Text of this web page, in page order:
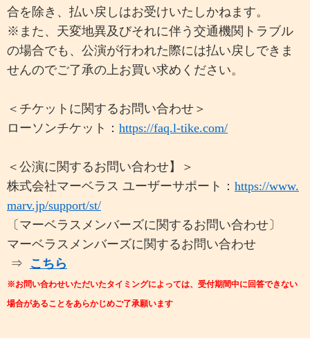
合を除き、払い戻しはお受けいたしかねます。
※また、天変地異及びそれに伴う交通機関トラブル
の場合でも、公演が行われた際には払い戻しできま
せんのでご了承の上お買い求めください。
＜チケットに関するお問い合わせ＞
ローソンチケット： https://faq.l-tike.com/
＜公演に関するお問い合わせ】＞
株式会社マーベラス ユーザーサポート： https://www.
marv.jp/support/st/
〔マーベラスメンバーズに関するお問い合わせ〕
マーベラスメンバーズに関するお問い合わせ
⇒ こちら
※お問い合わせいただいたタイミングによっては、受付期間中に回答できない
場合があることをあらかじめご了承願います